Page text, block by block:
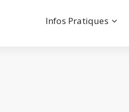
Infos Pratiques